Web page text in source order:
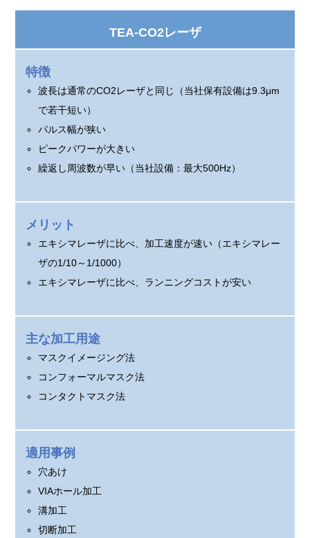
TEA-CO2レーザ
特徴
波長は通常のCO2レーザと同じ（当社保有設備は9.3μm
で若干短い）
パルス幅が狭い
ピークパワーが大きい
繰返し周波数が早い（当社設備：最大500Hz）
メリット
エキシマレーザに比べ、加工速度が速い（エキシマレー
ザの1/10～1/1000）
エキシマレーザに比べ、ランニングコストが安い
主な加工用途
マスクイメージング法
コンフォーマルマスク法
コンタクトマスク法
適用事例
穴あけ
VIAホール加工
溝加工
切断加工